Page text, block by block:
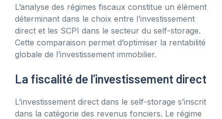
L’analyse des régimes fiscaux constitue un élément
déterminant dans le choix entre l’investissement
direct et les SCPI dans le secteur du self-storage.
Cette comparaison permet d’optimiser la rentabilité
globale de l’investissement immobilier.
La fiscalité de l’investissement direct
L’investissement direct dans le self-storage s’inscrit
dans la catégorie des revenus fonciers. Le régime